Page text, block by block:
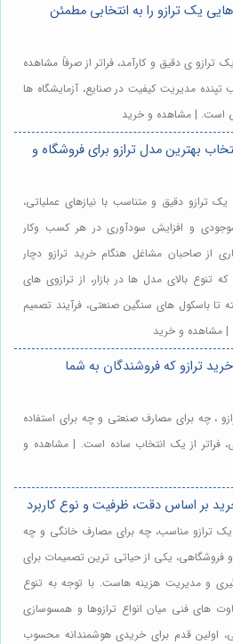
یک ترازو را به انتخابی مطمئن
ترازو ی دقیق و کارآمد، فراتر از صرفاً مشاهده
تپنده مدیریت کیفیت در صنایع، آزمایشگاه ها
است. | مشاهده و خرید
بهترین مدل ترازو برای فروشگاه و
یک ترازو دقیق و متناسب با نیازهای عملیاتی،
و افزایش سودآوری در هر کسب وکار
از صاحبان مشاغل هنگام خرید ترازو دچار
تنوع بالای مدل ها در بازار، از ترازوی های
تا باسکول های سنگین صنعتی، فرآیند تصمیم
| مشاهده و خرید
در خرید ترازو که فروشندگان به شما
، چه برای مصارف صنعتی و چه برای استفاده
فراتر از یک انتخاب ساده است. | مشاهده و
بر اساس دقت، ظرفیت و نوع کاربرد
یک ترازو مناسب، چه برای مصارف خانگی و چه
یکی از حیاتی ترین تصمیمات برای
و مدیریت هزینه هاست. با توجه به تنوع
های فنی میان انواع ترازوها و همسوسازی
اولین قدم برای خریدی هوشمندانه محسوب